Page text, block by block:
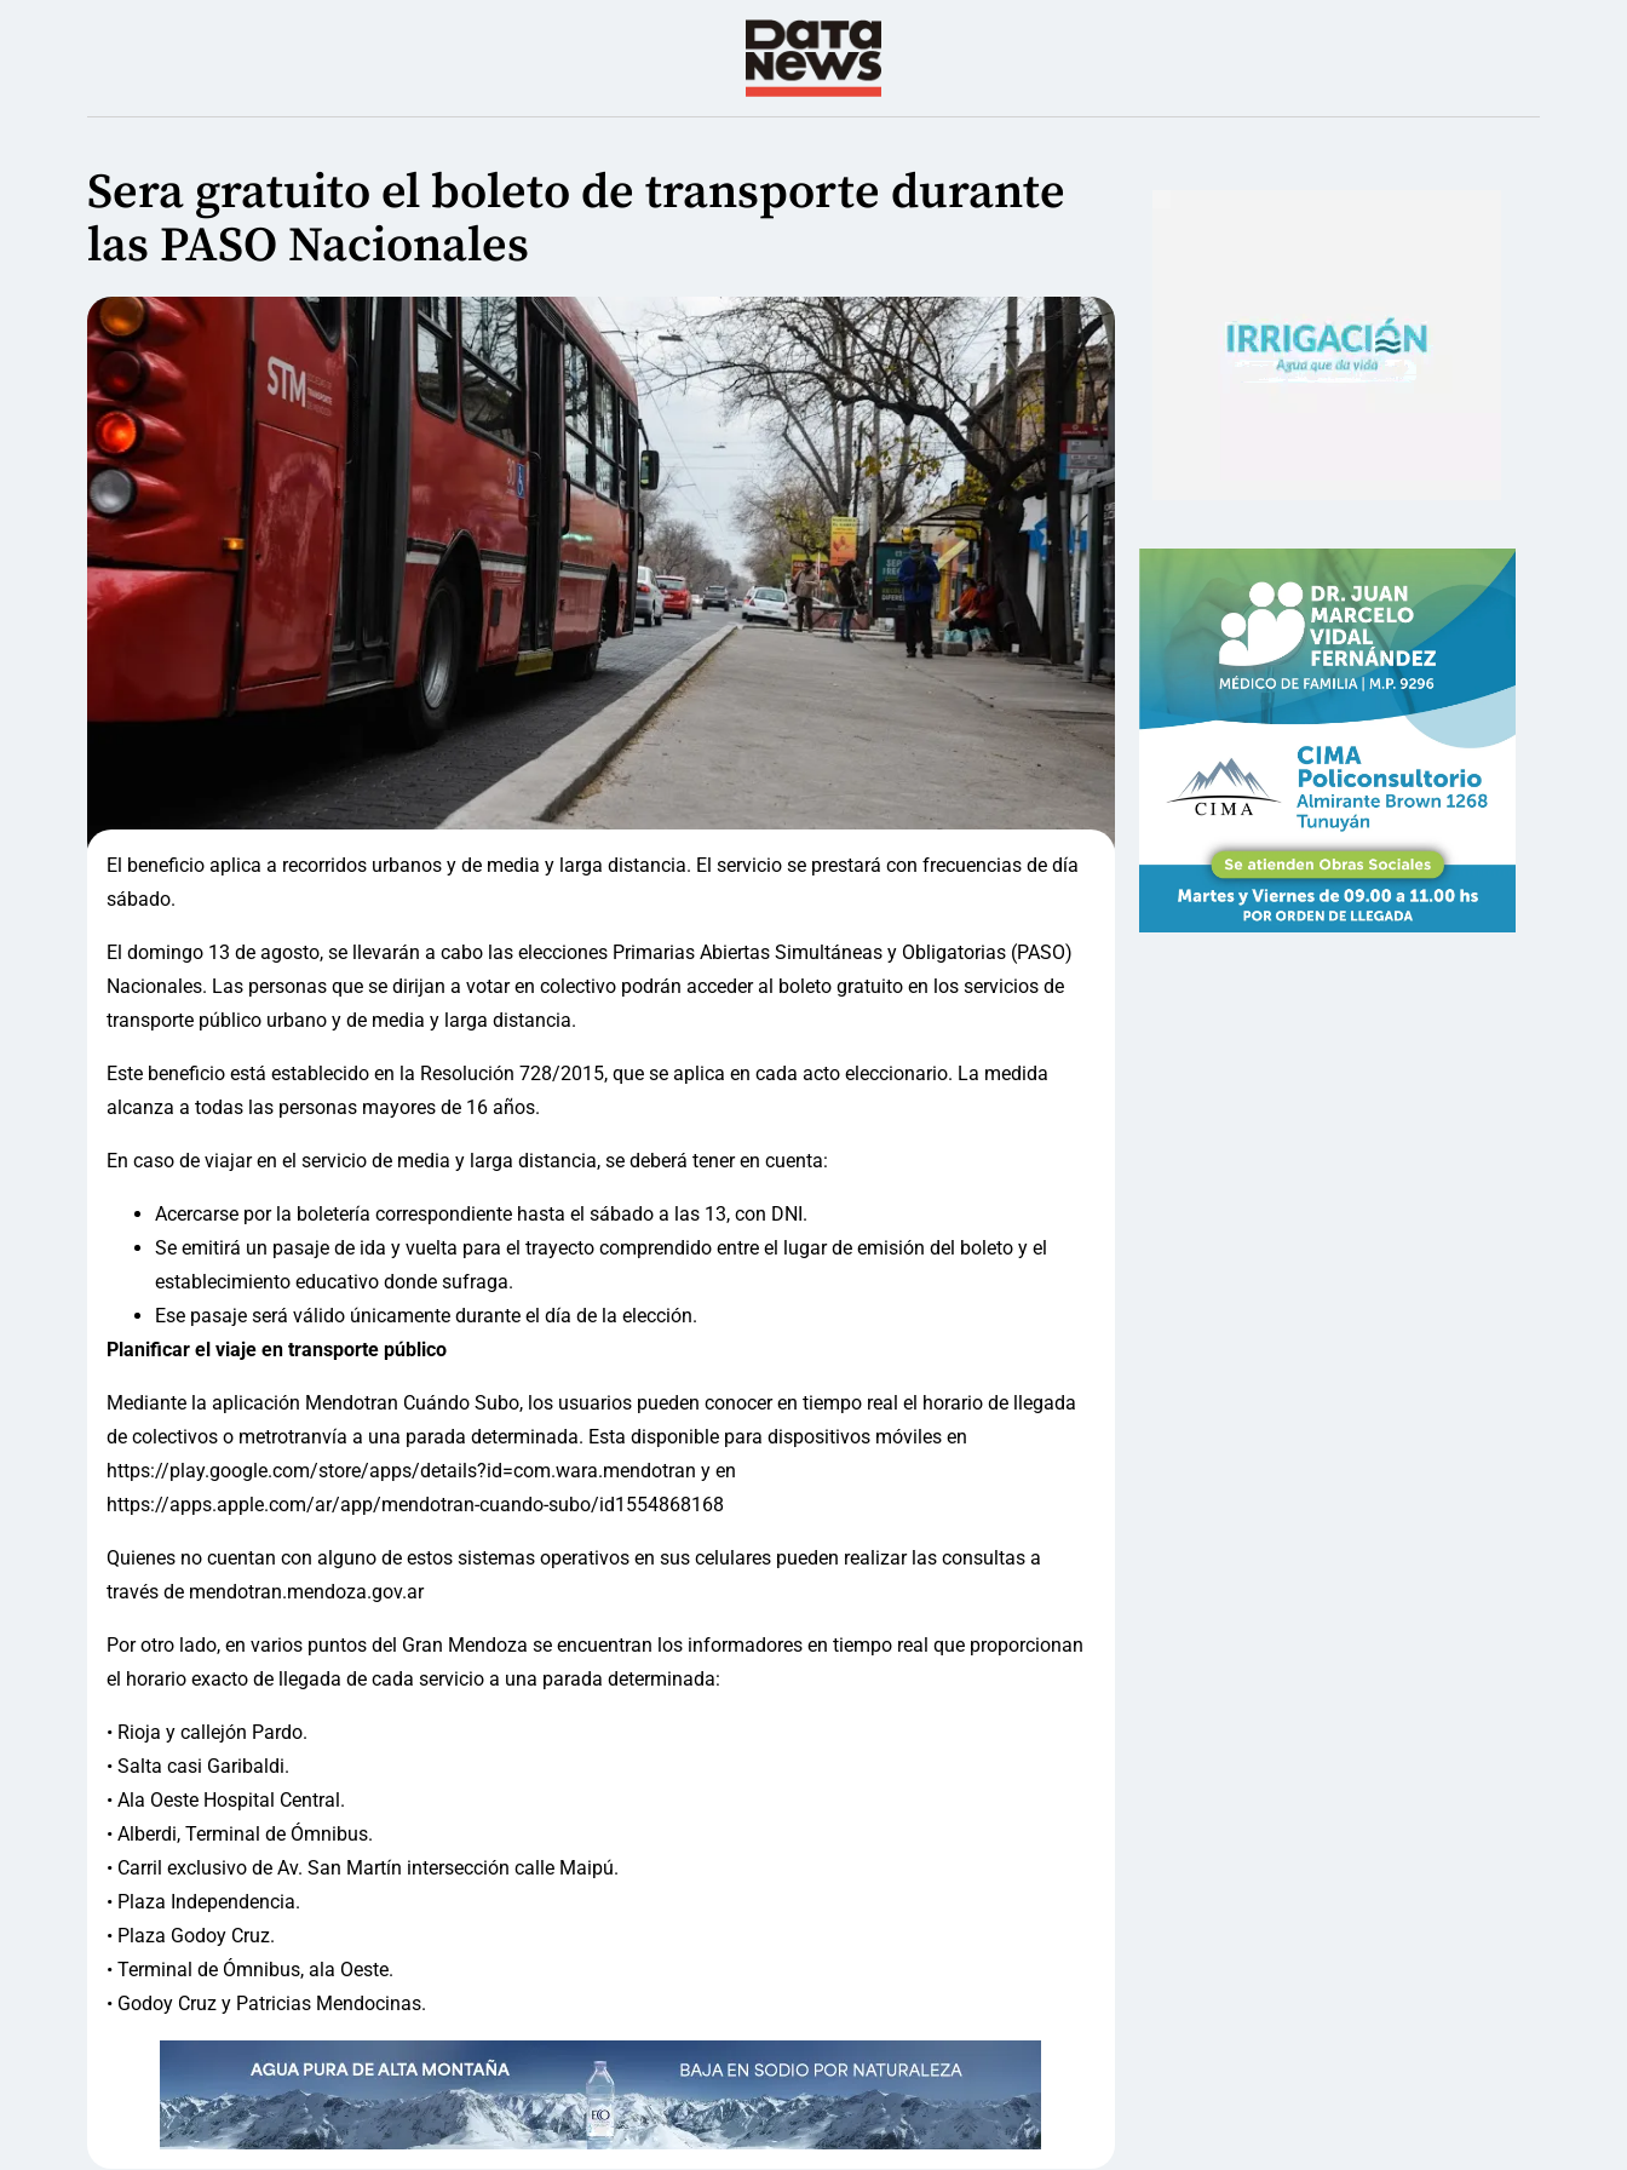
Sera gratuito el boleto de transporte durante
las PASO Nacionales
El beneficio aplica a recorridos urbanos y de media y larga distancia. El servicio se prestará con frecuencias de día
sábado.
El domingo 13 de agosto, se llevarán a cabo las elecciones Primarias Abiertas Simultáneas y Obligatorias (PASO)
Nacionales. Las personas que se dirijan a votar en colectivo podrán acceder al boleto gratuito en los servicios de
transporte público urbano y de media y larga distancia.
Este beneficio está establecido en la Resolución 728/2015, que se aplica en cada acto eleccionario. La medida
alcanza a todas las personas mayores de 16 años.
En caso de viajar en el servicio de media y larga distancia, se deberá tener en cuenta:
Acercarse por la boletería correspondiente hasta el sábado a las 13, con DNI.
Se emitirá un pasaje de ida y vuelta para el trayecto comprendido entre el lugar de emisión del boleto y el
establecimiento educativo donde sufraga.
Ese pasaje será válido únicamente durante el día de la elección.
Planificar el viaje en transporte público
Mediante la aplicación Mendotran Cuándo Subo, los usuarios pueden conocer en tiempo real el horario de llegada
de colectivos o metrotranvía a una parada determinada. Esta disponible para dispositivos móviles en
https://play.google.com/store/apps/details?id=com.wara.mendotran y en
https://apps.apple.com/ar/app/mendotran-cuando-subo/id1554868168
Quienes no cuentan con alguno de estos sistemas operativos en sus celulares pueden realizar las consultas a
través de mendotran.mendoza.gov.ar
Por otro lado, en varios puntos del Gran Mendoza se encuentran los informadores en tiempo real que proporcionan
el horario exacto de llegada de cada servicio a una parada determinada:
• Rioja y callejón Pardo.
• Salta casi Garibaldi.
• Ala Oeste Hospital Central.
• Alberdi, Terminal de Ómnibus.
• Carril exclusivo de Av. San Martín intersección calle Maipú.
• Plaza Independencia.
• Plaza Godoy Cruz.
• Terminal de Ómnibus, ala Oeste.
• Godoy Cruz y Patricias Mendocinas.